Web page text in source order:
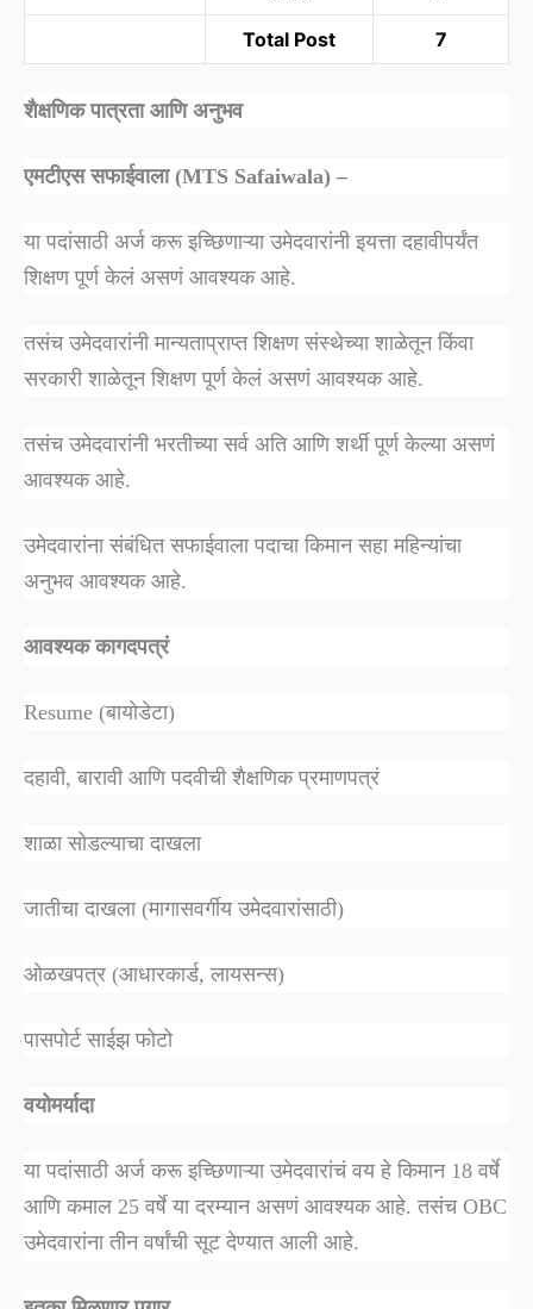
Total Post 7
शैक्षणिक पात्रता आणि अनुभव
एमटीएस सफाईवाला (MTS Safaiwala) –
या पदांसाठी अर्ज करू इच्छिणाऱ्या उमेदवारांनी इयत्ता दहावीपर्यंत
शिक्षण पूर्ण केलं असणं आवश्यक आहे.
तसंच उमेदवारांनी मान्यताप्राप्त शिक्षण संस्थेच्या शाळेतून किंवा
सरकारी शाळेतून शिक्षण पूर्ण केलं असणं आवश्यक आहे.
तसंच उमेदवारांनी भरतीच्या सर्व अति आणि शर्थी पूर्ण केल्या असणं
आवश्यक आहे.
उमेदवारांना संबंधित सफाईवाला पदाचा किमान सहा महिन्यांचा
अनुभव आवश्यक आहे.
आवश्यककागदपत्रं
Resume (बायोडेटा)
दहावी, बारावी आणि पदवीची शैक्षणिक प्रमाणपत्रं
शाळा सोडल्याचा दाखला
जातीचा दाखला (मागासवर्गीय उमेदवारांसाठी)
ओळखपत्र (आधारकार्ड, लायसन्स)
पासपोर्ट साईझ फोटो
वयोमर्यादा
या पदांसाठी अर्ज करू इच्छिणाऱ्या उमेदवारांचं वय हे किमान 18 वर्षे
आणि कमाल 25 वर्षे या दरम्यान असणं आवश्यक आहे. तसंच OBC
उमेदवारांना तीन वर्षांची सूट देण्यात आली आहे.